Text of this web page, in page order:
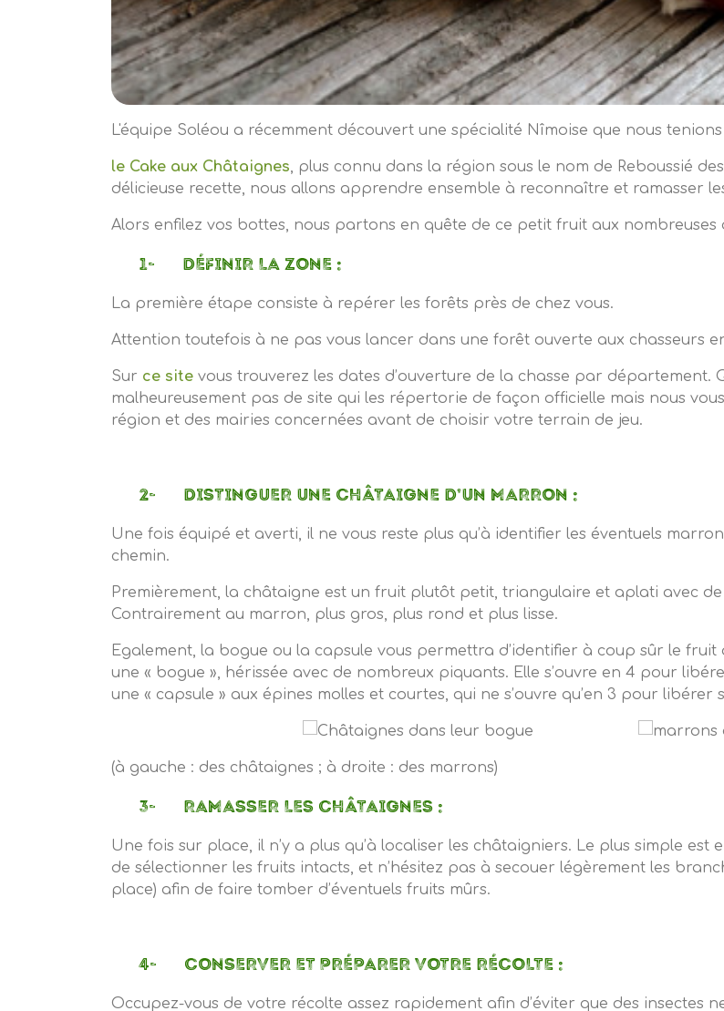
L'équipe Soléou a récemment découvert une spécialité Nîmoise que nous
le Cake aux Châtaignes, plus connu dans la région sous le nom de Reboussié
délicieuse recette, nous allons apprendre ensemble à reconnaître et ramasser
Alors enfilez vos bottes, nous partons en quête de ce petit fruit aux nombreuses
1- DÉFINIR LA ZONE :
La première étape consiste à repérer les forêts près de chez vous.
Attention toutefois à ne pas vous lancer dans une forêt ouverte aux chasseurs
Sur ce site vous trouverez les dates d’ouverture de la chasse par département.
malheureusement pas de site qui les répertorie de façon officielle mais nous
région et des mairies concernées avant de choisir votre terrain de jeu.
2- DISTINGUER UNE CHÂTAIGNE D’UN MARRON :
Une fois équipé et averti, il ne vous reste plus qu’à identifier les éventuels
chemin.
Premièrement, la châtaigne est un fruit plutôt petit, triangulaire et aplati avec
Contrairement au marron, plus gros, plus rond et plus lisse.
Egalement, la bogue ou la capsule vous permettra d’identifier à coup sûr le
une « bogue », hérissée avec de nombreux piquants. Elle s’ouvre en 4 pour
une « capsule » aux épines molles et courtes, qui ne s’ouvre qu’en 3 pour libérer
(à gauche : des châtaignes ; à droite : des marrons)
3- RAMASSER LES CHÂTAIGNES :
Une fois sur place, il n’y a plus qu’à localiser les châtaigniers. Le plus simple
de sélectionner les fruits intacts, et n’hésitez pas à secouer légèrement les
place) afin de faire tomber d’éventuels fruits mûrs.
4- CONSERVER ET PRÉPARER VOTRE RÉCOLTE :
Occupez-vous de votre récolte assez rapidement afin d’éviter que des insectes